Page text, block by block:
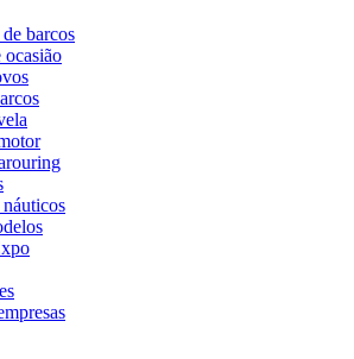
barcos
ocasião